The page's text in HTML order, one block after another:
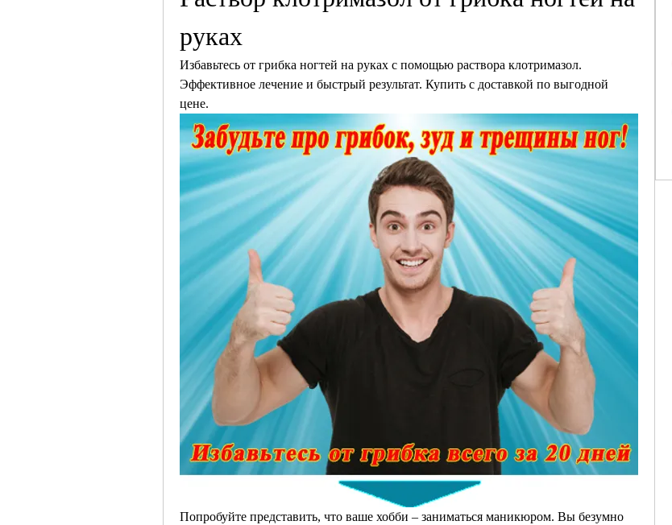
руках
Избавьтесь от грибка ногтей на руках с помощью раствора клотримазол.
Эффективное лечение и быстрый результат. Купить с доставкой по выгодной
цене.
Попробуйте представить, что ваше хобби – заниматься маникюром. Вы безумно